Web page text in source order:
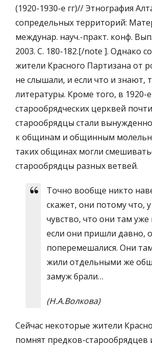
(1920-1930-е гг)// Этнография
сопредельных территорий:
междунар. науч.-практ. конф.
2003. С. 180-182.[/note ]. Однако
жители Красного Партизана от
не слышали, и если что и знают,
литературы. Кроме того, в 1920-
старообрядческих церквей
старообрядцы стали
к общинам и общинным
таких общинах могли
старообрядцы разных ветвей.
Точно вообще никто
скажет, они потому что,
чувство, что они там уже
если они пришли давно,
поперемешалися. Они
жили отдельными же
замуж брали…
(Н.А.Волкова)
Сейчас некоторые жители
помнят предков-